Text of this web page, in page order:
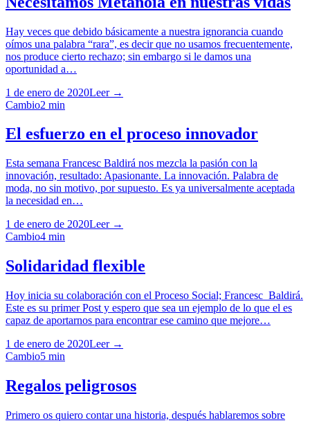
Hay veces que debido básicamente a nuestra ignorancia cuando
oímos una palabra “rara”, es decir que no usamos frecuentemente,
nos produce cierto rechazo; sin embargo si le damos una
oportunidad a…
1 de enero de 2020Leer →
Cambio2 min
El esfuerzo en el proceso innovador
Esta semana Francesc Baldirá nos mezcla la pasión con la
innovación, resultado: Apasionante. La innovación. Palabra de
moda, no sin motivo, por supuesto. Es ya universalmente aceptada
la necesidad en…
1 de enero de 2020Leer →
Cambio4 min
Solidaridad flexible
Hoy inicia su colaboración con el Proceso Social; Francesc Baldirá.
Este es su primer Post y espero que sea un ejemplo de lo que el es
capaz de aportarnos para encontrar ese camino que mejore…
1 de enero de 2020Leer →
Cambio5 min
Regalos peligrosos
Primero os quiero contar una historia, después hablaremos sobre